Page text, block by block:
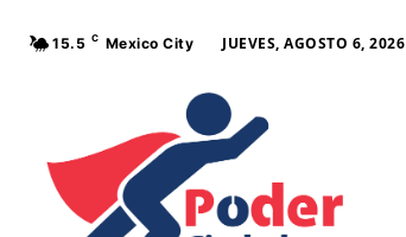
15.5 C Mexico City JUEVES, AGOSTO 6, 2026